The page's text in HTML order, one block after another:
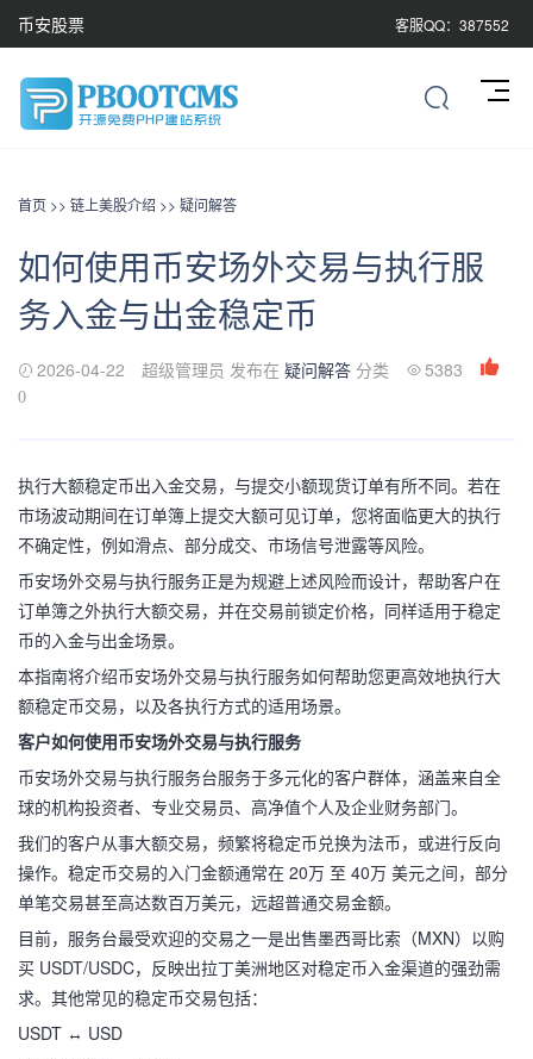
币安股票 客服QQ：387552
首页 >> 链上美股介绍 >> 疑问解答
如何使用币安场外交易与执行服
务入金与出金稳定币
2026-04-22 超级管理员 发布在 疑问解答 分类 5383
0
执行大额稳定币出入金交易，与提交小额现货订单有所不同。若在
市场波动期间在订单簿上提交大额可见订单，您将面临更大的执行
不确定性，例如滑点、部分成交、市场信号泄露等风险。
币安场外交易与执行服务正是为规避上述风险而设计，帮助客户在
订单簿之外执行大额交易，并在交易前锁定价格，同样适用于稳定
币的入金与出金场景。
本指南将介绍币安场外交易与执行服务如何帮助您更高效地执行大
额稳定币交易，以及各执行方式的适用场景。
客户如何使用币安场外交易与执行服务
币安场外交易与执行服务台服务于多元化的客户群体，涵盖来自全
球的机构投资者、专业交易员、高净值个人及企业财务部门。
我们的客户从事大额交易，频繁将稳定币兑换为法币，或进行反向
操作。稳定币交易的入门金额通常在 20万 至 40万 美元之间，部分
单笔交易甚至高达数百万美元，远超普通交易金额。
目前，服务台最受欢迎的交易之一是出售墨西哥比索（MXN）以购
买 USDT/USDC，反映出拉丁美洲地区对稳定币入金渠道的强劲需
求。其他常见的稳定币交易包括：
USDT ↔ USD